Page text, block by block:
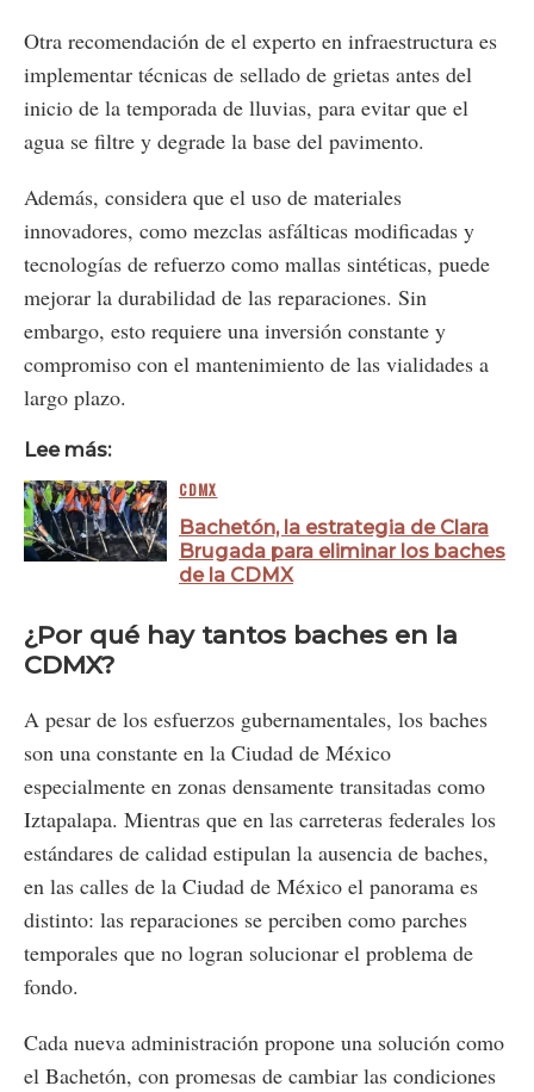
Otra recomendación de el experto en infraestructura es
implementar técnicas de sellado de grietas antes del
inicio de la temporada de lluvias, para evitar que el
agua se filtre y degrade la base del pavimento.
Además, considera que el uso de materiales
innovadores, como mezclas asfálticas modificadas y
tecnologías de refuerzo como mallas sintéticas, puede
mejorar la durabilidad de las reparaciones. Sin
embargo, esto requiere una inversión constante y
compromiso con el mantenimiento de las vialidades a
largo plazo.
Lee más:
CDMX
Bachetón, la estrategia de Clara
Brugada para eliminar los baches
de la CDMX
¿Por qué hay tantos baches en la
CDMX?
A pesar de los esfuerzos gubernamentales, los baches
son una constante en la Ciudad de México
especialmente en zonas densamente transitadas como
Iztapalapa. Mientras que en las carreteras federales los
estándares de calidad estipulan la ausencia de baches,
en las calles de la Ciudad de México el panorama es
distinto: las reparaciones se perciben como parches
temporales que no logran solucionar el problema de
fondo.
Cada nueva administración propone una solución como
el Bachetón, con promesas de cambiar las condiciones